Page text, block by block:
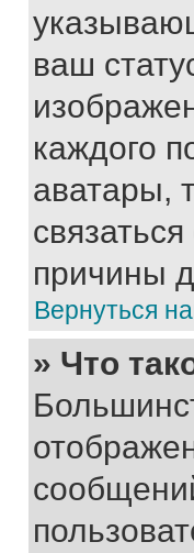
ваш
каждого
аватары,
причины
Вернуться
» Что